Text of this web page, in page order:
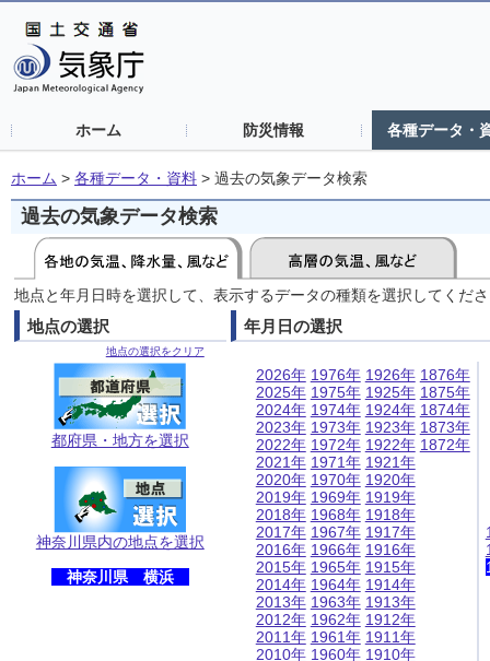
ホーム 防災情報 各種データ・
ホーム > 各種データ・資料 > 過去の気象データ検索
過去の気象データ検索
地点と年月日時を選択して、表示するデータの種類を選択してくだ
地点の選択
地点の選択をクリア
都府県・地方を選択
神奈川県内の地点を選択
神奈川県 横浜
年月日の選択
2026年
2025年
2024年
2023年
2022年
2021年
2020年
2019年
2018年
2017年
2016年
2015年
2014年
2013年
2012年
2011年
2010年
1976年
1975年
1974年
1973年
1972年
1971年
1970年
1969年
1968年
1967年
1966年
1965年
1964年
1963年
1962年
1961年
1960年
1926年
1925年
1924年
1923年
1922年
1921年
1920年
1919年
1918年
1917年
1916年
1915年
1914年
1913年
1912年
1911年
1910年
1876年
1875年
1874年
1873年
1872年